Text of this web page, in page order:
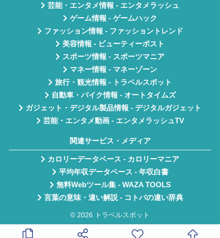
芸能・エンタメ情報 - エンタメラッシュ
ゲーム情報 - ゲームハック
ファッション情報 - ファッショントレンド
美容情報 - ビューティーポスト
スポーツ情報 - スポーツマニア
マネー情報 - マネーゾーン
旅行・観光情報 - トラベルスポット
自動車・バイク情報 - オートタイムズ
ガジェット・デジタル製品情報 - デジタルガジェット
芸能・エンタメ動画 - エンタメラッシュTV
関連サービス・メディア
カロリーデータベース - カロリーマニア
平均年収データベース - 年収白書
無料Webツール集 - WAZA TOOLS
言葉の意味・違い解説 - コトバの違い辞典
© 2026 トラベルスポット